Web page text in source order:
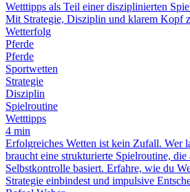
Wetttipps als Teil einer disziplinierten
Mit Strategie, Disziplin und klarem Kopf
Wetterfolg
Pferde
Pferde
Sportwetten
Strategie
Disziplin
Spielroutine
Wetttipps
4 min
Erfolgreiches Wetten ist kein Zufall. Wer
braucht eine strukturierte Spielroutine,
Selbstkontrolle basiert. Erfahre, wie du
Strategie einbindest und impulsive